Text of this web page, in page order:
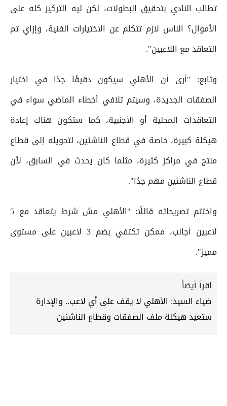
تطالب النادي بتحقيق البطولات، لكن ليه التركيز كله على
الأموال؟ الناس لازم تتكلم عن الاختيارات الفنية، وإزاي تم
التعاقد مع اللاعبين".
وتابع: "أرى أن الأهلي سيكون دقيقًا جدًا في اختيار
الصفقات الجديدة، وسيتم تلافي أخطاء الماضي سواء في
التعاقدات المحلية أو الأجنبية، كما ستكون هناك إعادة
هيكلة كبيرة، خاصة في قطاع الناشئين، لتحويله إلى قطاع
منتج في مراكز كثيرة، مثلما كان يحدث في السابق، لأن
قطاع الناشئين مهم جدًا".
واختتم تصريحاته قائلًا: "الأهلي مش شرط يتعاقد مع 5
لاعبين أجانب، ممكن تكتفي بضم 3 لاعبين على مستوى
مميز".
إقرأ أيضاً
ضياء السيد: الأهلي لا يقف على أي لاعب.. والإدارة
ستعيد هيكلة ملف الصفقات وقطاع الناشئين